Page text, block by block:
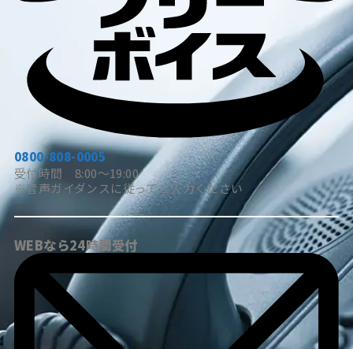
0800-808-0005
受付時間 8:00～19:00
※音声ガイダンスに従ってご入力ください
WEBなら24時間受付